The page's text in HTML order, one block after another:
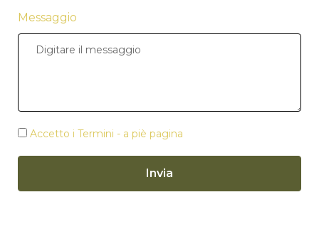
Messaggio
Accetto i Termini - a piè pagina
Invia